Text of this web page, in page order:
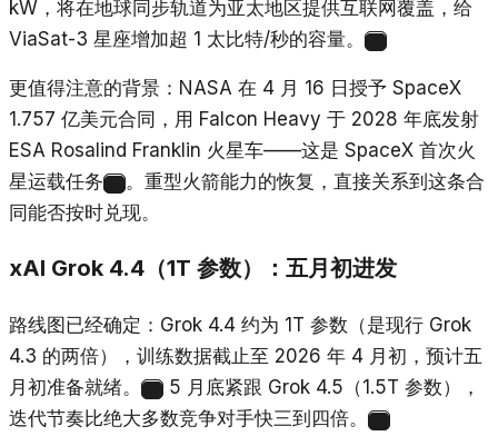
kW，将在地球同步轨道为亚太地区提供互联网覆盖，给
ViaSat-3 星座增加超 1 太比特/秒的容量。
更值得注意的背景：NASA 在 4 月 16 日授予 SpaceX
1.757 亿美元合同，用 Falcon Heavy 于 2028 年底发射
ESA Rosalind Franklin 火星车——这是 SpaceX 首次火
星运载任务
。重型火箭能力的恢复，直接关系到这条合
同能否按时兑现。
xAI Grok 4.4（1T 参数）：五月初进发
路线图已经确定：Grok 4.4 约为 1T 参数（是现行 Grok
4.3 的两倍），训练数据截止至 2026 年 4 月初，预计五
月初准备就绪。
5 月底紧跟 Grok 4.5（1.5T 参数），
迭代节奏比绝大多数竞争对手快三到四倍。